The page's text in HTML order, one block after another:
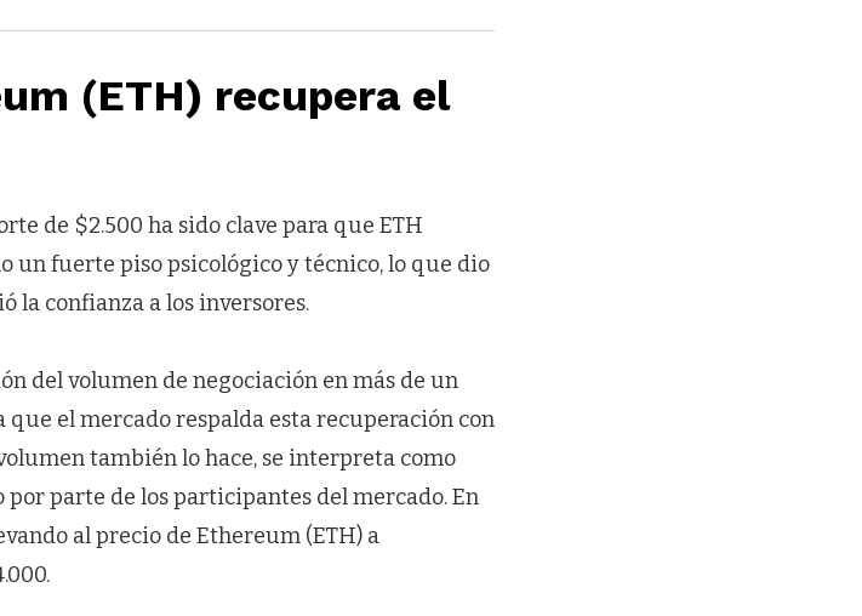
(ETH) recupera el
de $2.500 ha sido clave para que ETH
un fuerte piso psicológico y técnico, lo que dio
la confianza a los inversores.
del volumen de negociación en más de un
el mercado respalda esta recuperación con
también lo hace, se interpreta como
parte de los participantes del mercado. En
al precio de Ethereum (ETH) a